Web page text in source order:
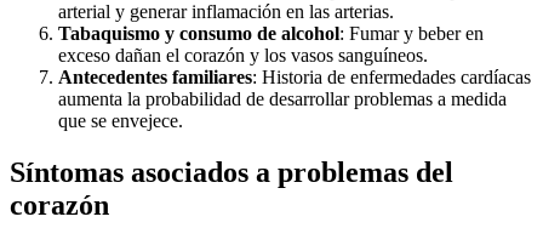
arterial y generar inflamación en las arterias.
Tabaquismo y consumo de alcohol: Fumar y beber en
exceso dañan el corazón y los vasos sanguíneos.
Antecedentes familiares: Historia de enfermedades cardíacas
aumenta la probabilidad de desarrollar problemas a medida
que se envejece.
Síntomas asociados a problemas del
corazón